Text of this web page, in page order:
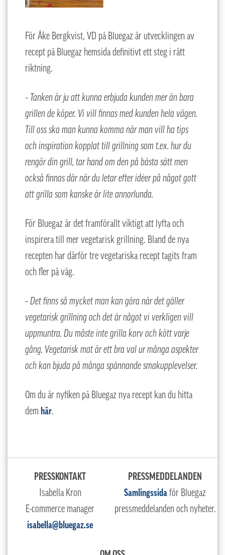
För Åke Bergkvist, VD på Bluegaz är utvecklingen av
recept på Bluegaz hemsida definitivt ett steg i rätt
riktning.
– Tanken är ju att kunna erbjuda kunden mer än bara
grillen de köper. Vi vill finnas med kunden hela vägen.
Till oss ska man kunna komma när man vill ha tips
och inspiration kopplat till grillning som t.ex. hur du
rengör din grill, tar hand om den på bästa sätt men
också finnas där när du letar efter idéer på något gott
att grilla som kanske är lite annorlunda.
För Bluegaz är det framförallt viktigt att lyfta och
inspirera till mer vegetarisk grillning. Bland de nya
recepten har därför tre vegetariska recept tagits fram
och fler på väg.
– Det finns så mycket man kan göra när det gäller
vegetarisk grillning och det är något vi verkligen vill
uppmuntra. Du måste inte grilla korv och kött varje
gång. Vegetarisk mat är ett bra val ur många aspekter
och kan bjuda på många spännande smakupplevelser.
Om du är nyfiken på Bluegaz nya recept kan du hitta
dem här.
PRESSKONTAKT
Isabella Kron
E-commerce manager
isabella@bluegaz.se
PRESSMEDDELANDEN
Samlingssidaför Bluegaz
pressmeddelanden och nyheter.